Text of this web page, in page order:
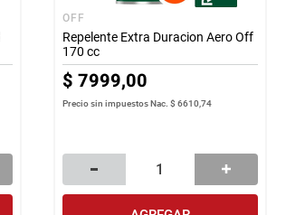
OFF
Repelente Extra Duracion Aero Off
170 cc
$ 7999,00
Precio sin impuestos Nac. $ 6610,74